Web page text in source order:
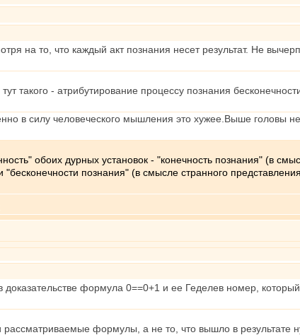
на то, что каждый акт познания несет результат. Не
такого - атрибутирование процессу познания
в силу человеческого мышления это хужее.Выше головы
обоих дурных установок - "конечность познания" (в
познания" (в смысле странного
формула 0==0+1 и ее Геделев номер,
формулы, а не то, что вышло в результате